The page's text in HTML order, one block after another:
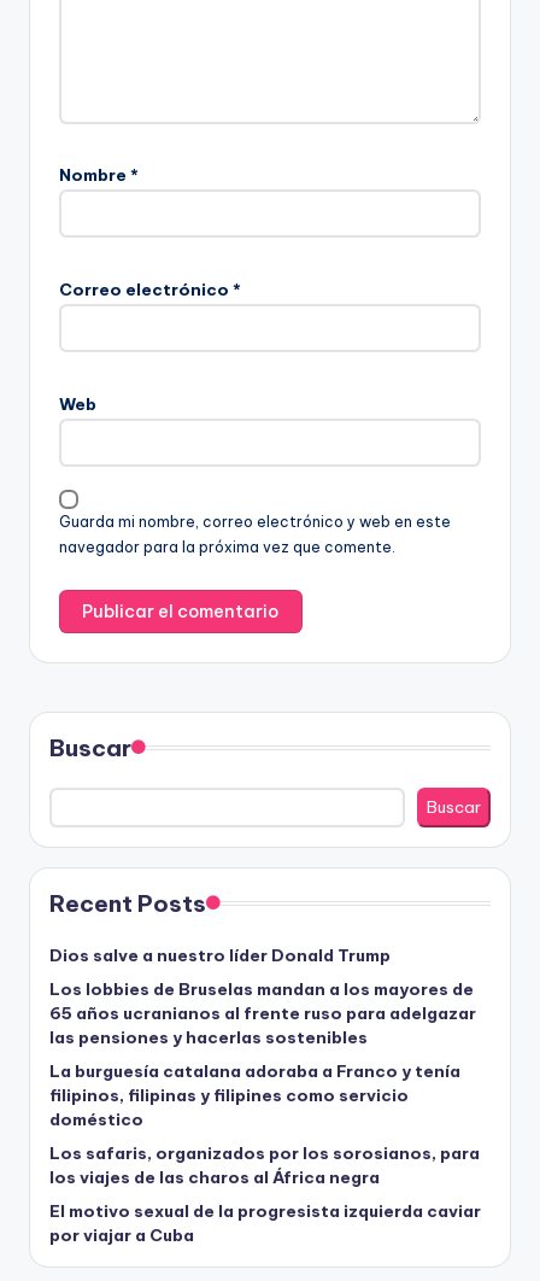
Nombre *
Correo electrónico *
Web
Guarda mi nombre, correo electrónico y web en este
navegador para la próxima vez que comente.
Buscar
Buscar
Recent Posts
Dios salve a nuestro líder Donald Trump
Los lobbies de Bruselas mandan a los mayores de
65 años ucranianos al frente ruso para adelgazar
las pensiones y hacerlas sostenibles
La burguesía catalana adoraba a Franco y tenía
filipinos, filipinas y filipines como servicio
doméstico
Los safaris, organizados por los sorosianos, para
los viajes de las charos al África negra
El motivo sexual de la progresista izquierda caviar
por viajar a Cuba